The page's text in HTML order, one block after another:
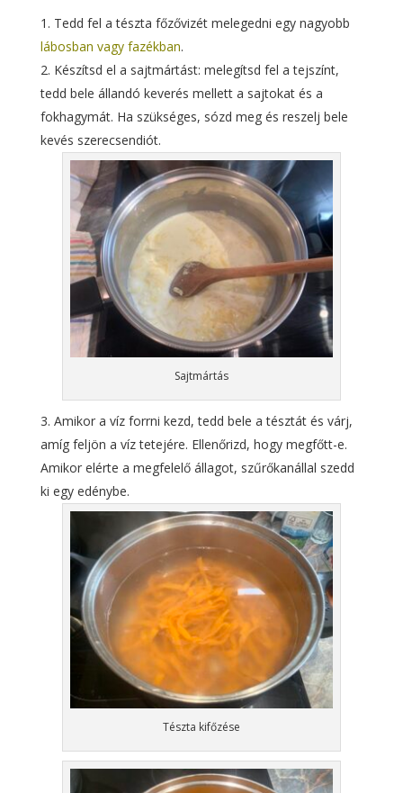
Tedd fel a tészta főzővizét melegedni egy nagyobb
lábosban vagy fazékban.
Készítsd el a sajtmártást: melegítsd fel a tejszínt,
tedd bele állandó keverés mellett a sajtokat és a
fokhagymát. Ha szükséges, sózd meg és reszelj bele
kevés szerecsendiót.
Sajtmártás
Amikor a víz forrni kezd, tedd bele a tésztát és várj,
amíg feljön a víz tetejére. Ellenőrizd, hogy megfőtt-e.
Amikor elérte a megfelelő állagot, szűrőkanállal szedd
ki egy edénybe.
Tészta kifőzése